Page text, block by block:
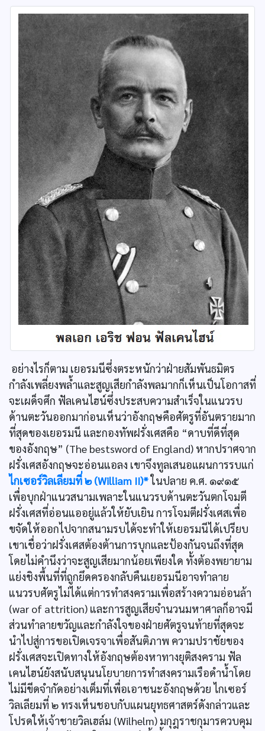
อย่างไรก็ตาม เยอรมนีซึ่งตระหนักว่าฝ่ายสัมพันธมิตร
กำลังเพลี่ยงพล้ำและสูญเสียกำลังพลมากก็เห็นเป็นโอกาสที่
จะเผด็จศึก ฟัลเคนไฮน์ซึ่งประสบความสำเร็จในแนวรบ
ด้านตะวันออกมาก่อนเห็นว่าอังกฤษคือศัตรูที่อันตรายมาก
ที่สุดของเยอรมนี และกองทัพฝรั่งเศสคือ “ดาบที่ดีที่สุด
ของอังกฤษ” (The bestsword of England) หากปราศจาก
ฝรั่งเศสอังกฤษจะอ่อนแอลง เขาจึงทูลเสนอแผนการรบแก่
ไกเซอร์วิลเลียมที่ ๒ (William II)*ในปลาย ค.ศ. ๑๙๑๕
เพื่อบุกฝ่าแนวสนามเพลาะในแนวรบด้านตะวันตกโจมตี
ฝรั่งเศสที่อ่อนแออยู่แล้วให้ยับเยิน การโจมตีฝรั่งเศสเพื่อ
ขจัดให้ออกไปจากสนามรบได้จะทำให้เยอรมนีได้เปรียบ
เขาเชื่อว่าฝรั่งเศสต้องต้านการบุกและป้องกันจนถึงที่สุด
โดยไม่คำนึงว่าจะสูญเสียมากน้อยเพียงใด ทั้งต้องพยายาม
แย่งชิงพื้นที่ที่ถูกยึดครองกลับคืนเยอรมนีอาจทำลาย
แนวรบศัตรูไม่ได้แต่การทำสงครามเพื่อสร้างความอ่อนล้า
(war of attrition) และการสูญเสียจำนวนมหาศาลก็อาจมี
ส่วนทำลายขวัญและกำลังใจของฝ่ายศัตรูจนท้ายที่สุดจะ
นำไปสู่การขอเปิดเจรจาเพื่อสันติภาพ ความปราชัยของ
ฝรั่งเศสจะเปิดทางให้อังกฤษต้องหาทางยุติสงคราม ฟัล
เคนไฮน์ยังสนับสนุนนโยบายการทำสงครามเรือดำน้ำโดย
ไม่มีขีดจำกัดอย่างเต็มที่เพื่อเอาชนะอังกฤษด้วย ไกเซอร์
วิลเลียมที่ ๒ ทรงเห็นชอบกับแผนยุทธศาสตร์ดังกล่าวและ
โปรดให้เจ้าชายวิลเฮล์ม (Wilhelm) มกุฎราชกุมารควบคุม